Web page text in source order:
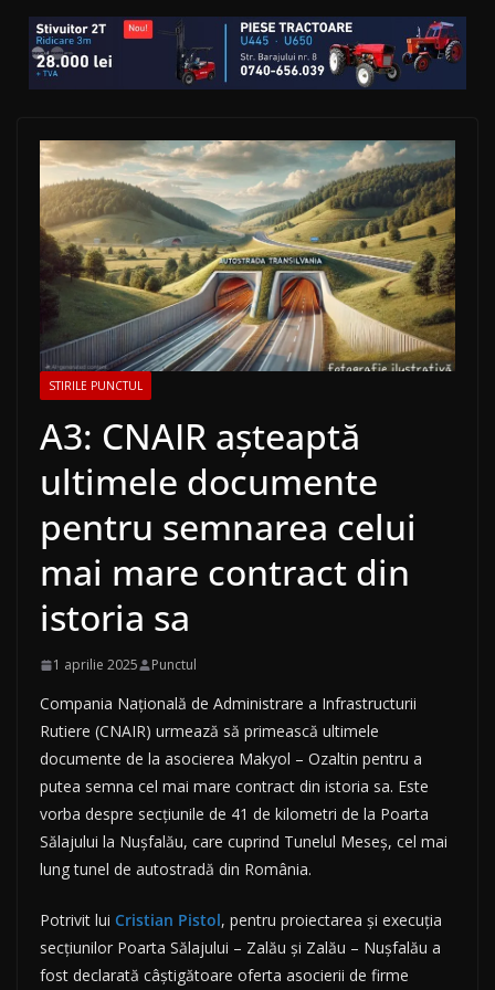
STIRILE PUNCTUL
A3: CNAIR așteaptă
ultimele documente
pentru semnarea celui
mai mare contract din
istoria sa
1 aprilie 2025 Punctul
Compania Națională de Administrare a Infrastructurii
Rutiere (CNAIR) urmează să primească ultimele
documente de la asocierea Makyol – Ozaltin pentru a
putea semna cel mai mare contract din istoria sa. Este
vorba despre secțiunile de 41 de kilometri de la Poarta
Sălajului la Nușfalău, care cuprind Tunelul Meseș, cel mai
lung tunel de autostradă din România.
Potrivit lui Cristian Pistol, pentru proiectarea și execuția
secțiunilor Poarta Sălajului – Zalău și Zalău – Nușfalău a
fost declarată câștigătoare oferta asocierii de firme